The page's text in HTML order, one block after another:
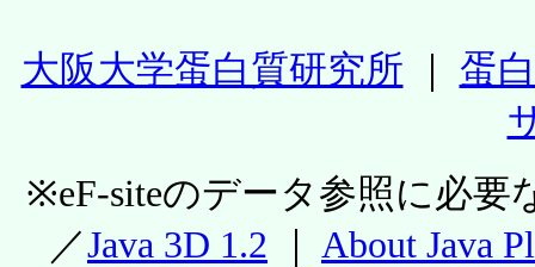
大阪大学蛋白質研究所
蛋
※eF-siteのデータ参照に必要
／Java 3D 1.2 About Java